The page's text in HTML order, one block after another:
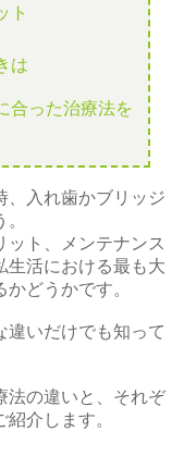
ト
は
合った治療法を
、入れ歯かブリッジ
ット、メンテナンス
生活における最も大
どうかです。
違いだけでも知って
法の違いと、それぞ
介します。